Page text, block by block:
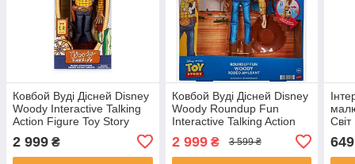
Ковбой Вуді Дісней Disney
Woody Interactive Talking
Action Figure Toy Story
2 999 ₴
Ковбой Вуді Дісней Disney
Woody Roundup Fun
Interactive Talking Action
2 999₴ 3 599 ₴ 649